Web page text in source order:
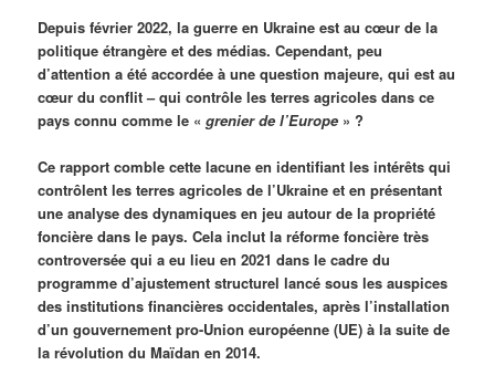
Depuis février 2022, la guerre en Ukraine est au cœur de la
politique étrangère et des médias. Cependant, peu
d’attention a été accordée à une question majeure, qui est au
cœur du conflit – qui contrôle les terres agricoles dans ce
pays connu comme le «grenier de l’Europe » ?
Ce rapport comble cette lacune en identifiant les intérêts qui
contrôlent les terres agricoles de l’Ukraine et en présentant
une analyse des dynamiques en jeu autour de la propriété
foncière dans le pays. Cela inclut la réforme foncière très
controversée qui a eu lieu en 2021 dans le cadre du
programme d’ajustement structurel lancé sous les auspices
des institutions financières occidentales, après l’installation
d’un gouvernement pro-Union européenne (UE) à la suite de
la révolution du Maïdan en 2014.